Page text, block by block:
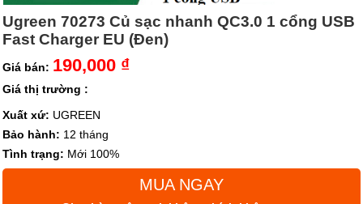
Ugreen 70273 Củ sạc nhanh QC3.0 1 cổng USB
Fast Charger EU (Đen)
Giá bán: 190,000 ₫
Giá thị trường :
Xuất xứ: UGREEN
Bảo hành: 12 tháng
Tình trạng: Mới 100%
MUA NGAY